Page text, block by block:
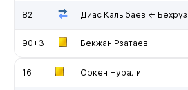
'82 Диас Калыбаев ⇐
'90+3 Бекжан Рзатаев
'16 Оркен Нурали